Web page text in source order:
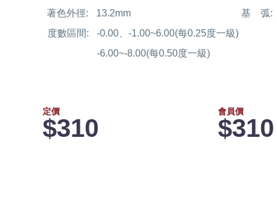
著色外徑:
13.2mm 基 弧:
度數區間:
-0.00、-1.00~6.00(每0.25度一級)
-6.00~-8.00(每0.50度一級)
定價
$310
會員價
$310